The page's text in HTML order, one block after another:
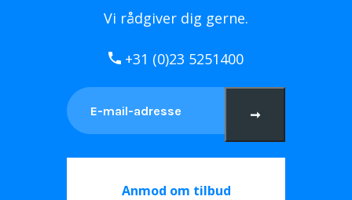
Vi rådgiver dig gerne.
+31 (0)23 5251400
➞
Anmod om tilbud